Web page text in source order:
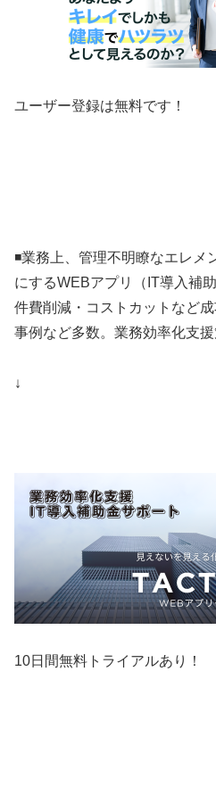
ユーザー登録は無料です！
◾️業務上、管理不明瞭なエレ
にするWEBアプリ（IT導入補
件費削減・コストカットなど
事例など多数。業務効率化支
↓
10日間無料トライアルあり！